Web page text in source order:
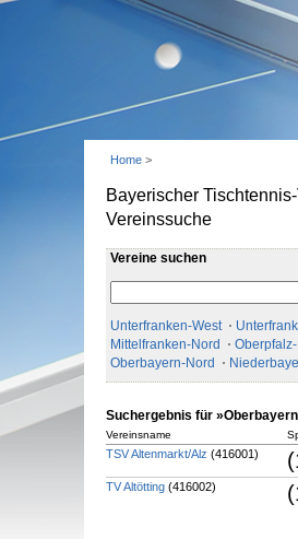
Home >
Bayerischer
Vereinssuche
Vereine suchen
Unterfranken-West
Mittelfranken-Nord
Oberbayern-Nord
Suchergebnis für
Vereinsname
TSV Altenmarkt/Alz (416001)
TV Altötting (416002)